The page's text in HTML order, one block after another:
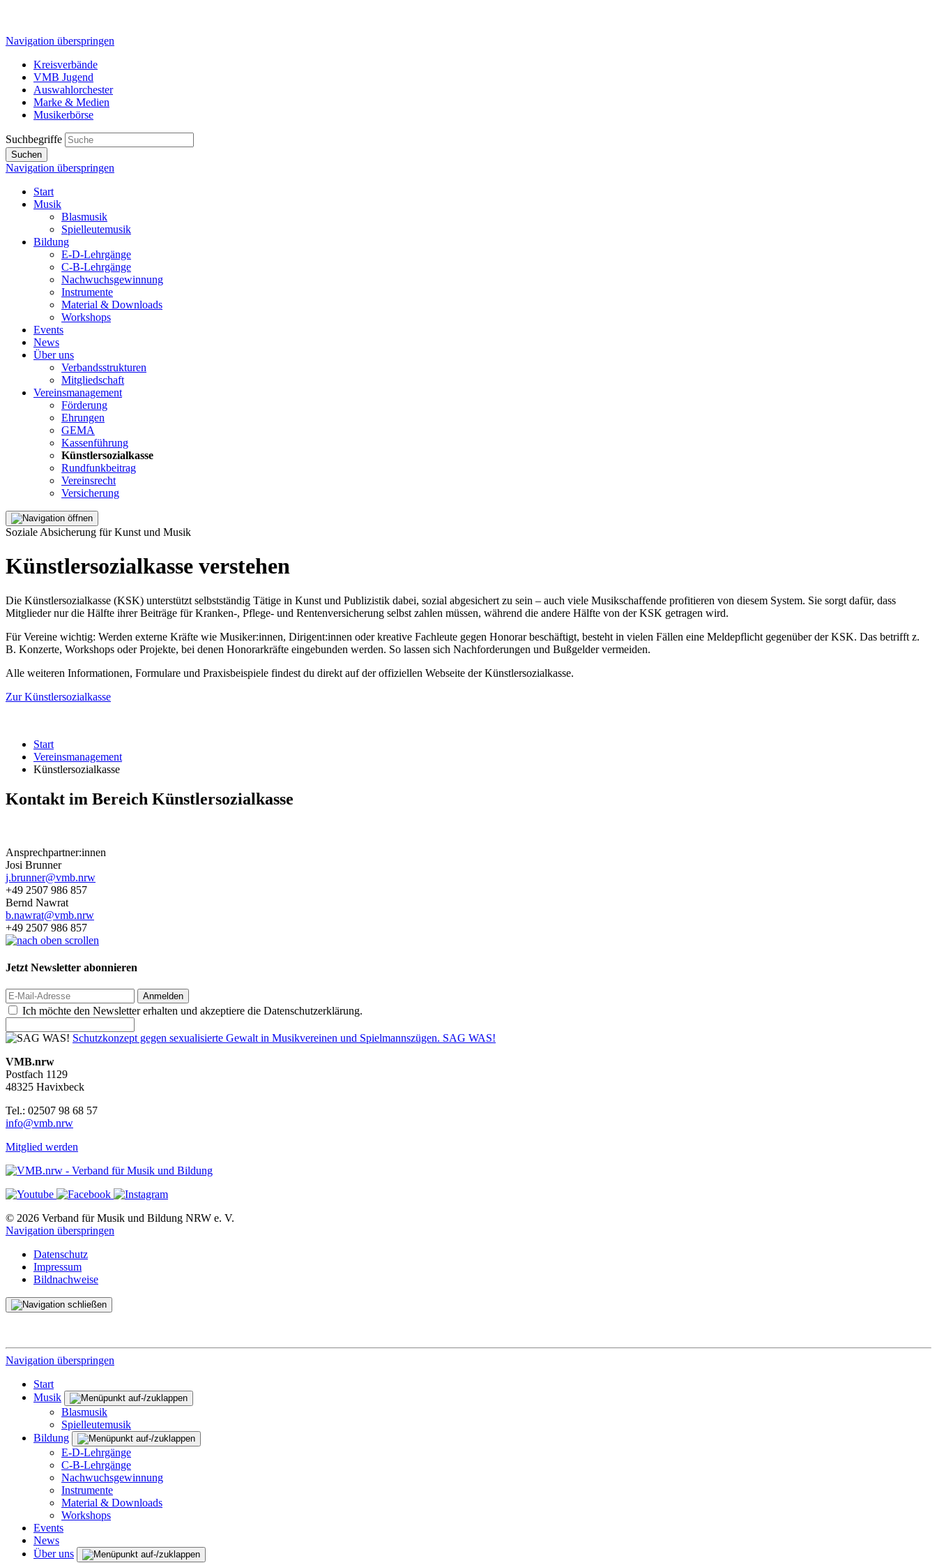
Navigation überspringen
Kreisverbände
VMB Jugend
Auswahlorchester
Marke & Medien
Musikerbörse
Suchbegriffe
Suchen
Navigation überspringen
Start
Musik
Blasmusik
Spielleutemusik
Bildung
E-D-Lehrgänge
C-B-Lehrgänge
Nachwuchsgewinnung
Instrumente
Material & Downloads
Workshops
Events
News
Über uns
Verbandsstrukturen
Mitgliedschaft
Vereinsmanagement
Förderung
Ehrungen
GEMA
Kassenführung
Künstlersozialkasse
Rundfunkbeitrag
Vereinsrecht
Versicherung
Soziale Absicherung für Kunst und Musik
Künstlersozialkasse verstehen
Die Künstlersozialkasse (KSK) unterstützt selbstständig Tätige in Kunst und Publizistik dabei, sozial abgesichert zu sein – auch viele Musikschaffende profitieren von diesem System. Sie sorgt dafür, dass
Mitglieder nur die Hälfte ihrer Beiträge für Kranken-, Pflege- und Rentenversicherung selbst zahlen müssen, während die andere Hälfte von der KSK getragen wird.
Für Vereine wichtig: Werden externe Kräfte wie Musiker:innen, Dirigent:innen oder kreative Fachleute gegen Honorar beschäftigt, besteht in vielen Fällen eine Meldepflicht gegenüber der KSK. Das betrifft z.
B. Konzerte, Workshops oder Projekte, bei denen Honorarkräfte eingebunden werden. So lassen sich Nachforderungen und Bußgelder vermeiden.
Alle weiteren Informationen, Formulare und Praxisbeispiele findest du direkt auf der offiziellen Webseite der Künstlersozialkasse.
Zur Künstlersozialkasse
Start
Vereinsmanagement
Künstlersozialkasse
Kontakt im Bereich Künstlersozialkasse
Ansprechpartner:innen
Josi Brunner
j.brunner@vmb.nrw
+49 2507 986 857
Bernd Nawrat
b.nawrat@vmb.nrw
+49 2507 986 857
Jetzt Newsletter abonnieren
Anmelden
Ich möchte den Newsletter erhalten und akzeptiere die Datenschutzerklärung.
Schutzkonzept gegen sexualisierte Gewalt in Musikvereinen und Spielmannszügen. SAG WAS!
VMB.nrw
Postfach 1129
48325 Havixbeck
Tel.: 02507 98 68 57
info@vmb.nrw
Mitglied werden
© 2026 Verband für Musik und Bildung NRW e. V.
Navigation überspringen
Datenschutz
Impressum
Bildnachweise
Navigation überspringen
Start
Musik
Blasmusik
Spielleutemusik
Bildung
E-D-Lehrgänge
C-B-Lehrgänge
Nachwuchsgewinnung
Instrumente
Material & Downloads
Workshops
Events
News
Über uns